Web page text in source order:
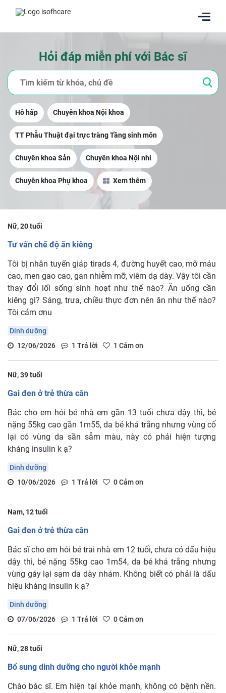
Hỏi đáp miễn phí với Bác sĩ
Hô hấp Chuyên khoa Nội khoa
TT Phẫu Thuật đại trực tràng Tầng sinh môn
Chuyên khoa Sản Chuyên khoa Nội nhi
Chuyên khoa Phụ khoa Xem thêm
Nữ, 20 tuổi
Tư vấn chế độ ăn kiêng
Tôi bị nhân tuyến giáp tirads 4, đường huyết cao, mỡ máu
cao, men gao cao, gan nhiễm mỡ, viêm dạ dày. Vậy tôi cần
thay đổi lối sống sinh hoạt như thế nào? Ăn uống cần
kiêng gì? Sáng, trưa, chiều thực đơn nên ăn như thế nào?
Tôi cảm ơnu
Dinh dưỡng
12/06/2026
1 Trả lời 1 Cảm ơn
Nữ, 39 tuổi
Gai đen ở trẻ thừa cân
Bác cho em hỏi bé nhà em gần 13 tuổi chưa dậy thì, bé
nặng 55kg cao gần 1m55, da bé khá trắng nhưng vùng cổ
lại có vùng da sần sẫm màu, này có phải hiện tượng
kháng insulin k ạ?
Dinh dưỡng
10/06/2026
1 Trả lời 0Cảm ơn
Nam, 12 tuổi
Gai đen ở trẻ thừa cân
Bác sĩ cho em hỏi bé trai nhà em 12 tuổi, chưa có dấu hiệu
dậy thì, bé nặng 55kg cao 1m54, da bé khá trắng nhưng
vùng gáy lại sạm da dày nhám. Không biết có phải là dấu
hiệu kháng insulin k ạ?
Dinh dưỡng
07/06/2026
1 Trả lời 0Cảm ơn
Nữ, 28 tuổi
Bổ sung dinh dưỡng cho người khỏe mạnh
Chào bác sĩ. Em hiện tại khỏe mạnh, không có bệnh nền.